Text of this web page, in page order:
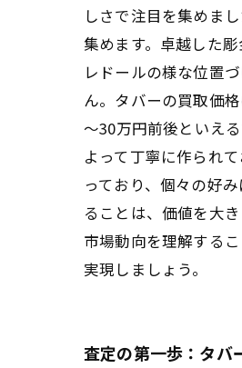
しさで注目を集めま
集めます。卓越した
レドールの様な位置
ん。タバーの買取価
～30万円前後といえ
よって丁寧に作られ
っており、個々の好
ることは、価値を大
市場動向を理解する
実現しましょう。
査定の第一歩：タバ